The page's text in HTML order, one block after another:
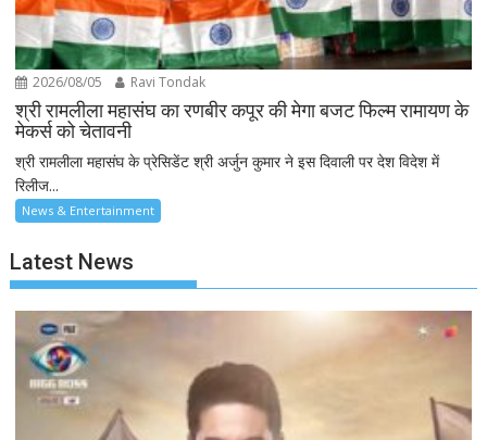
2026/08/05 Ravi Tondak
श्री रामलीला महासंघ का रणबीर कपूर की मेगा बजट फिल्म रामायण के
मेकर्स को चेतावनी
श्री रामलीला महासंघ के प्रेसिडेंट श्री अर्जुन कुमार ने इस दिवाली पर देश विदेश में
रिलीज...
News & Entertainment
Latest News